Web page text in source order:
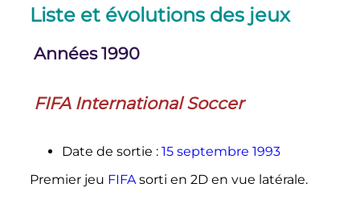
Liste et évolutions des jeux
Années 1990
FIFA International Soccer
Date de sortie : 15 septembre 1993
Premier jeu FIFAsorti en 2D en vue latérale.